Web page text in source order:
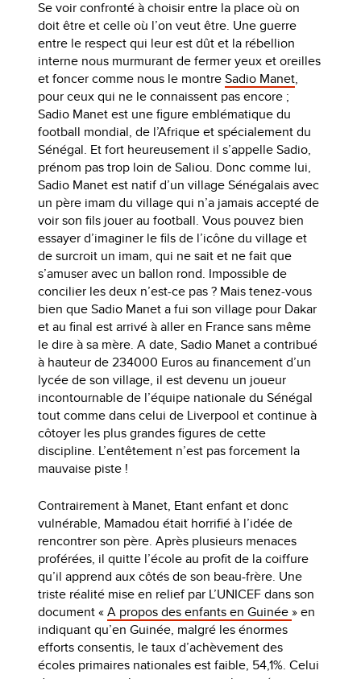
Se voir confronté à choisir entre la place où on
doit être et celle où l’on veut être. Une guerre
entre le respect qui leur est dût et la rébellion
interne nous murmurant de fermer yeux et oreilles
et foncer comme nous le montreSadio Manet,
pour ceux qui ne le connaissent pas encore ;
Sadio Manet est une figure emblématique du
football mondial, de l’Afrique et spécialement du
Sénégal. Et fort heureusement il s’appelle Sadio,
prénom pas trop loin de Saliou. Donc comme lui,
Sadio Manet est natif d’un village Sénégalais avec
un père imam du village qui n’a jamais accepté de
voir son fils jouer au football. Vous pouvez bien
essayer d’imaginer le fils de l’icône du village et
de surcroit un imam, qui ne sait et ne fait que
s’amuser avec un ballon rond. Impossible de
concilier les deux n’est-ce pas ? Mais tenez-vous
bien que Sadio Manet a fui son village pour Dakar
et au final est arrivé à aller en France sans même
le dire à sa mère. A date, Sadio Manet a contribué
à hauteur de 234000 Euros au financement d’un
lycée de son village, il est devenu un joueur
incontournable de l’équipe nationale du Sénégal
tout comme dans celui de Liverpool et continue à
côtoyer les plus grandes figures de cette
discipline. L’entêtement n’est pas forcement la
mauvaise piste !
Contrairement à Manet, Etant enfant et donc
vulnérable, Mamadou était horrifié à l’idée de
rencontrer son père. Après plusieurs menaces
proférées, il quitte l’école au profit de la coiffure
qu’il apprend aux côtés de son beau-frère. Une
triste réalité mise en relief par L’UNICEF dans son
document «A propos des enfants en Guinée» en
indiquant qu’en Guinée, malgré les énormes
efforts consentis, le taux d’achèvement des
écoles primaires nationales est faible, 54,1%. Celui